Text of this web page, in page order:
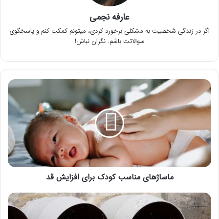
عارفه نجمی
اگر در زندگی شخصیت به مشکلی برخورد کردی، میتونم کمکت کنم و پاسخگوی
سوالاتت باشم. نگران نباش!
ماساژهای
مناسب
کودک
برای
قد
ماساژهای مناسب کودک برای افزایش قد
فرایند
تصفیه